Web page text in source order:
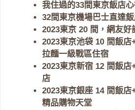
我住過的33間東京飯店
32間東京機場巴士直達
2023東京 20 間，網友好
2023東京池袋 10 間飯店
拉麵一級戰區住宿
2023東京新宿 12 間飯店
店
2023東京銀座 14 間飯店
精品購物天堂